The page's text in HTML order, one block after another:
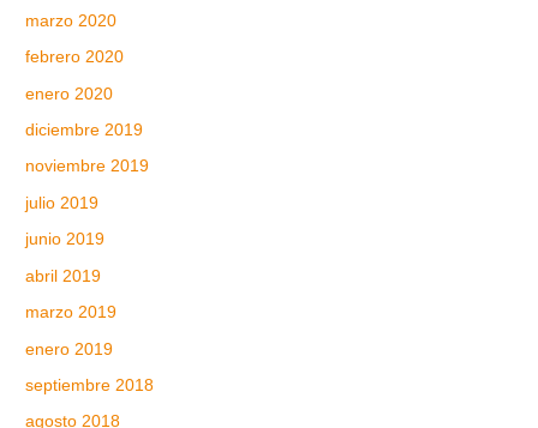
marzo 2020
febrero 2020
enero 2020
diciembre 2019
noviembre 2019
julio 2019
junio 2019
abril 2019
marzo 2019
enero 2019
septiembre 2018
agosto 2018